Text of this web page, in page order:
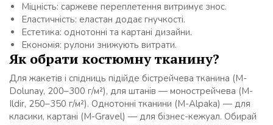
Міцність: саржеве переплетення витримує знос.
Еластичність: еластан додає гнучкості.
Естетика: однотонні та картані дизайни.
Економія: рулони знижують витрати.
Як обрати костюмну тканину?
Для жакетів і спідниць підійде бістрейчева тканина (M-
Dolunay, 200–300 г/м²), для штанів — монострейчева (M-
Ildir, 250–350 г/м²). Однотонні тканини (M-Alpaka) — для
класики, картані (M-Gravel) — для бізнес-кежуал. Обирай